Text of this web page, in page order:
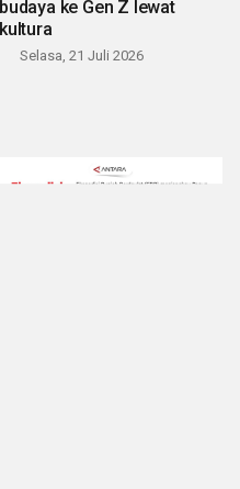
budaya ke Gen Z lewat
kultura
Selasa, 21 Juli 2026